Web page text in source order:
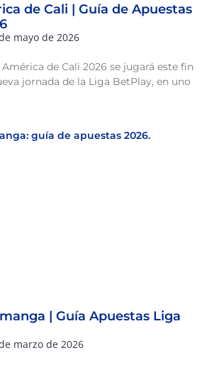
de Cali | Guía de Apuestas
mayo de 2026
de Cali 2026 se jugará este fin
jornada de la Liga BetPlay, en uno
| Guía Apuestas Liga
marzo de 2026